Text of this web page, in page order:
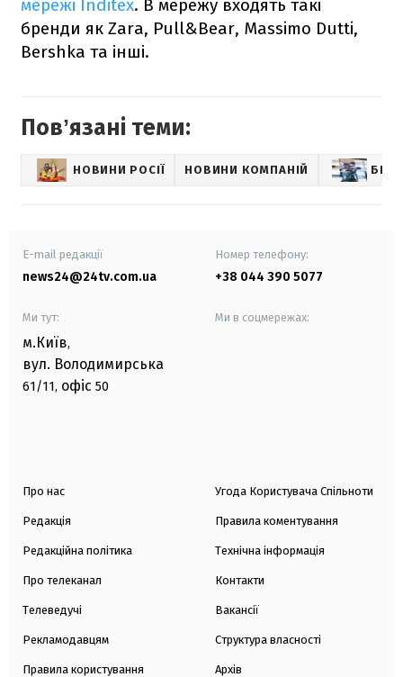
мережі Inditex. В мережу входять такі
бренди як Zara, Pull&Bear, Massimo Dutti,
Bershka та інші.
Повʼязані теми:
НОВИНИ РОСІЇ НОВИНИ КОМПАНІЙ
E-mail редакції
news24@24tv.com.ua
Номер телефону:
+38 044 390 5077
Ми тут:
м.Київ,
вул. Володимирська
61/11, офіс 50
Ми в соцмережах:
Про нас
Редакція
Редакційна політика
Про телеканал
Телеведучі
Рекламодавцям
Правила користування
Угода Користувача Спільноти
Правила коментування
Технічна інформація
Контакти
Вакансії
Структура власності
Архів